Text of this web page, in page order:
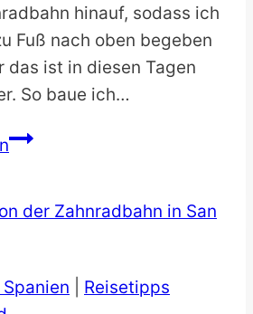
hinauf, sodass ich
Fuß nach oben begeben
das ist in diesen Tagen
So baue ich…
Monte
San
Reisetipps